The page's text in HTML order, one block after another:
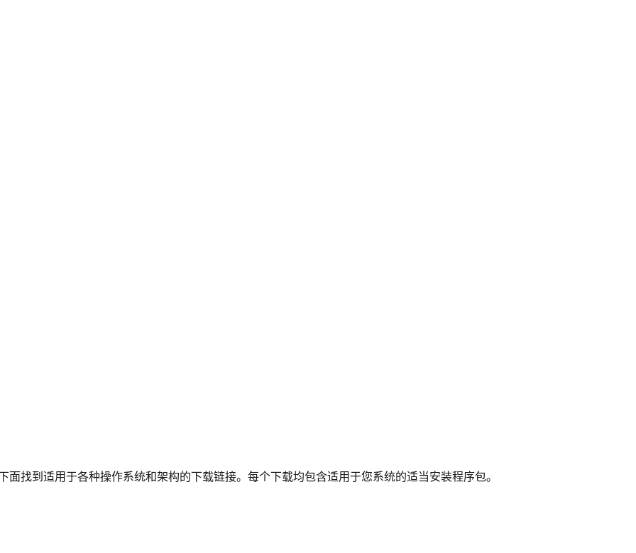
找到适用于各种操作系统和架构的下载链接。每个下载均包含适用于您系统的适当安装程序包。